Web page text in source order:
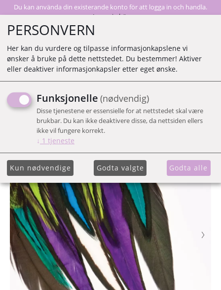
Du kan använda din existerande konto för att logga in och handla.
Logga in här
FJÄDER DROPPE 5 PK
TECHNO
PERSONVERN
Her kan du vurdere og tilpasse informasjonkapslene vi
ønsker å bruke på dette nettstedet. Du bestemmer! Aktiver
eller deaktiver informasjonkapsler etter eget ønske.
Funksjonelle (nødvendig)
Disse tjenestene er essensielle for at nettstedet skal være
brukbar. Du kan ikke deaktivere disse, da nettsiden ellers
ikke vil fungere korrekt.
↓ 1 tjeneste
Kun nødvendige Godta valgte Godta alle